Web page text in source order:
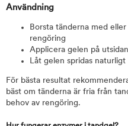
Användning
Borsta tänderna med
rengöring
Applicera gelen på
Låt gelen spridas naturligt
För bästa resultat
bäst om tänderna är fria från
behov av rengöring.